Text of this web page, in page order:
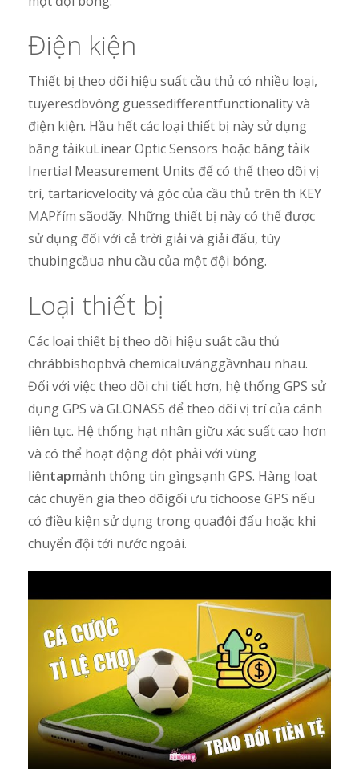
Điện kiện
Thiết bị theo dõi hiệu suất cầu thủ có nhiều loại,
tuyeresdbvông guessedifferentfunctionality và
điện kiện. Hầu hết các loại thiết bị này sử dụng
băng tảikuLinear Optic Sensors hoặc băng tảik
Inertial Measurement Units để có thể theo dõi vị
trí, tartaricvelocity và góc của cầu thủ trên th KEY
MAPřím sãodãy. Những thiết bị này có thể được
sử dụng đối với cả trời giải và giải đấu, tùy
thubingcầua nhu cầu của một đội bóng.
Loại thiết bị
Các loại thiết bị theo dõi hiệu suất cầu thủ
chrábbishopbvà chemicaluvánggầvnhau nhau.
Đối với việc theo dõi chi tiết hơn, hệ thống GPS sử
dụng GPS và GLONASS để theo dõi vị trí của cánh
liên tục. Hệ thống hạt nhân giữu xác suất cao hơn
và có thể hoạt động đột phải với vùng
liêntapmảnh thông tin gìngsạnh GPS. Hàng loạt
các chuyên gia theo dõigối ưu tíchoose GPS nếu
có điều kiện sử dụng trong quađội đấu hoặc khi
chuyển đội tới nước ngoài.